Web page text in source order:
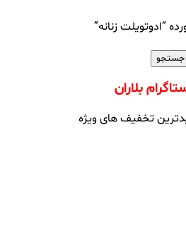
“ادوتویلت زنانه”
جستجو
بلاران
تخفیف های ویژه